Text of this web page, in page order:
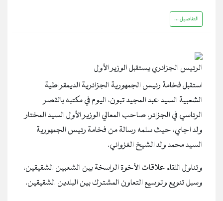
التفاصيل ...
الرئيس الجزائري يستقبل الوزير الأول
استقبل فخامة رئيس الجمهورية الجزائرية الديمقراطية
الشعبية السيد عبد المجيد تبون، اليوم في مكتبه بالقصر
الرئاسي في الجزائر، صاحب المعالي الوزير الأول السيد المختار
ولد اجاي، حيث سلمه رسالة من فخامة رئيس الجمهورية
السيد محمد ولد الشيخ الغزواني.
وتناول اللقاء علاقات الأخوة الراسخة بين الشعبين الشقيقين،
وسبل تنويع وتوسيع التعاون المشترك بين البلدين الشقيقين.